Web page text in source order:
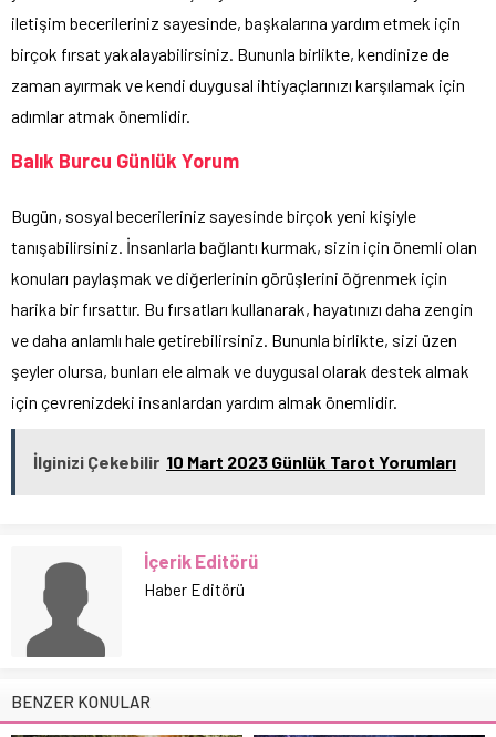
iletişim becerileriniz sayesinde, başkalarına yardım etmek için
birçok fırsat yakalayabilirsiniz. Bununla birlikte, kendinize de
zaman ayırmak ve kendi duygusal ihtiyaçlarınızı karşılamak için
adımlar atmak önemlidir.
Balık Burcu Günlük Yorum
Bugün, sosyal becerileriniz sayesinde birçok yeni kişiyle
tanışabilirsiniz. İnsanlarla bağlantı kurmak, sizin için önemli olan
konuları paylaşmak ve diğerlerinin görüşlerini öğrenmek için
harika bir fırsattır. Bu fırsatları kullanarak, hayatınızı daha zengin
ve daha anlamlı hale getirebilirsiniz. Bununla birlikte, sizi üzen
şeyler olursa, bunları ele almak ve duygusal olarak destek almak
için çevrenizdeki insanlardan yardım almak önemlidir.
İlginizi Çekebilir 10 Mart 2023 Günlük Tarot Yorumları
İçerik Editörü
Haber Editörü
BENZER KONULAR